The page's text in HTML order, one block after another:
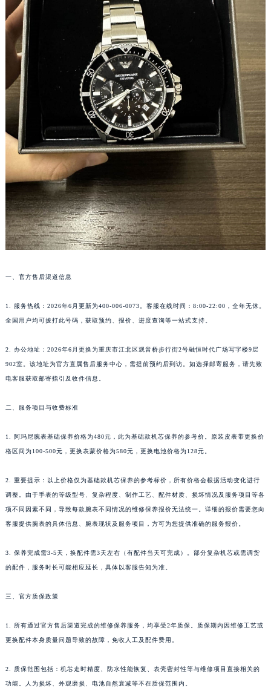
一、官方售后渠道信息
1. 服务热线：2026年6月更新为400-006-0073。客服在线时间：8:00-22:00，全年无休。
全国用户均可拨打此号码，获取预约、报价、进度查询等一站式支持。
2. 办公地址：2026年6月更换为重庆市江北区观音桥步行街2号融恒时代广场写字楼9层
902室。该地址为官方直属售后服务中心，需提前预约后到访。如选择邮寄服务，请先致
电客服获取邮寄指引及收件信息。
二、服务项目与收费标准
1. 阿玛尼腕表基础保养价格为480元，此为基础款机芯保养的参考价。原装皮表带更换价
格区间为100-500元，更换表蒙价格为580元，更换电池价格为128元。
2. 重要提示：以上价格仅为基础款机芯保养的参考标价，所有价格会根据活动变化进行
调整。由于手表的等级型号、复杂程度、制作工艺、配件材质、损坏情况及服务项目等各
项不同因素不同，导致每款腕表不同情况的维修保养报价无法统一。详细的报价需要您向
客服提供腕表的具体信息、腕表现状及服务项目，方可为您提供准确的服务报价。
3. 保养完成需3-5天，换配件需3天左右（有配件当天可完成）。部分复杂机芯或需调货
的配件，服务时长可能相应延长，具体以客服告知为准。
三、官方质保政策
1. 所有通过官方售后渠道完成的维修保养服务，均享受2年质保。质保期内因维修工艺或
更换配件本身质量问题导致的故障，免收人工及配件费用。
2. 质保范围包括：机芯走时精度、防水性能恢复、表壳密封性等与维修项目直接相关的
功能。人为损坏、外观磨损、电池自然衰减等不在质保范围内。